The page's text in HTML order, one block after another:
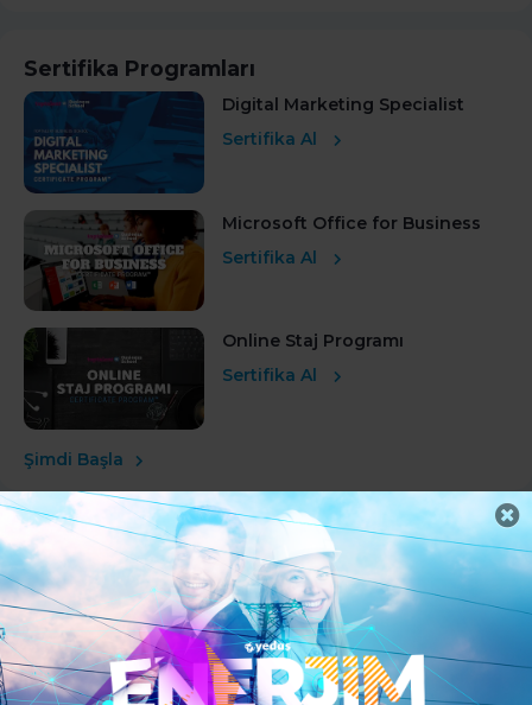
Sertifika Programları
Digital Marketing Specialist
Sertifika Al
Microsoft Office for Business
Sertifika Al
Online Staj Programı
Sertifika Al
Şimdi Başla
Kariyer Araçları
İngilizce Seviye Testi
Hemen Başla